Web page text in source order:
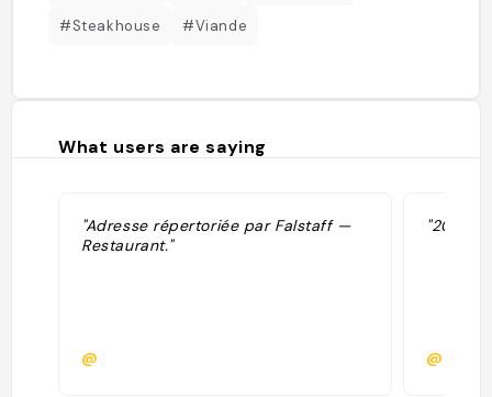
#Steakhouse #Viande
What users are saying
"Adresse répertoriée par Falstaff —
Restaurant."
@
"2024: